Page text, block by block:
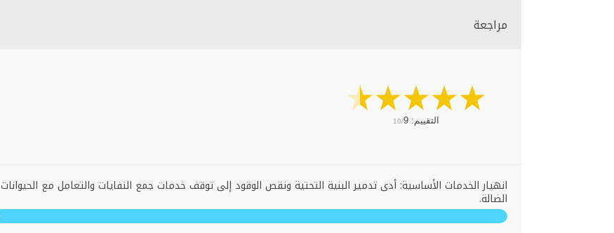
مراجعة
التقييم: 10/9
انهيار الخدمات الأساسية: أدى تدمير البنية التحتية ونقص الوقود إلى توقف خدمات جمع النفايات والتعامل مع الحيوانات
الضالة.